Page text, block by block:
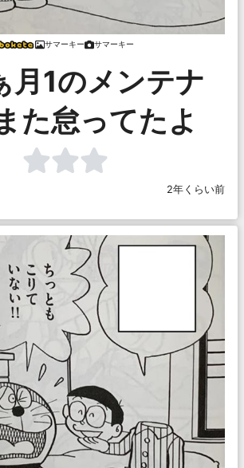
サマーキー サマーキー
月1のメンテナ
た怠ってたよ
2年くらい前